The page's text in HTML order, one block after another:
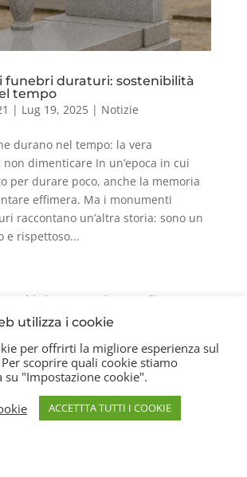
funebri duraturi: sostenibilità
tempo
| Lug 19, 2025| Notizie
durano nel tempo: la vera
dimenticare In un’epoca in cui
per durare poco, anche la memoria
effimera. Ma i monumenti
raccontano un’altra storia: sono un
e rispettoso...
Chi siamo Privacy Policy
2026 © Frigerio Renzo Snc P.IVA
08003270157
utilizza i cookie
per offrirti la migliore esperienza sul
scoprire quali cookie stiamo
su "Impostazione cookie".
ACCETTTA TUTTI I COOKIE